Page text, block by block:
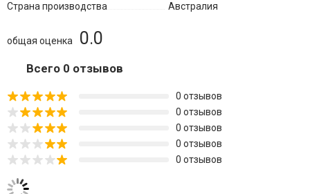
Страна производства
Австралия
0.0
общая оценка
Всего 0 отзывов
0 отзывов
0 отзывов
0 отзывов
0 отзывов
0 отзывов